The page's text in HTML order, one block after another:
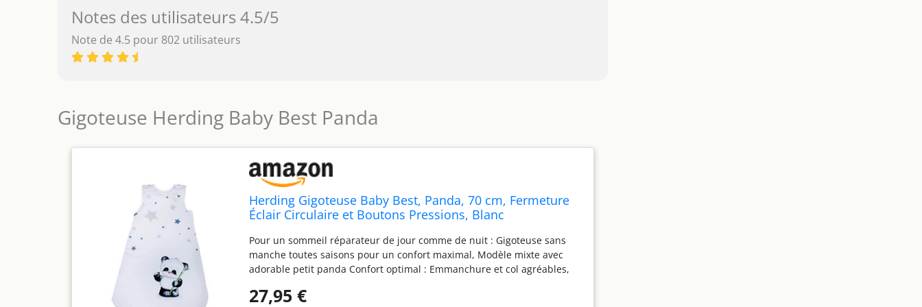
Notes des utilisateurs 4.5/5
Note de 4.5 pour 802 utilisateurs
Gigoteuse Herding Baby Best Panda
Herding Gigoteuse Baby Best, Panda, 70 cm, Fermeture
Éclair Circulaire et Boutons Pressions, Blanc
Pour un sommeil réparateur de jour comme de nuit : Gigoteuse sans
manche toutes saisons pour un confort maximal, Modèle mixte avec
adorable petit panda Confort optimal : Emmanchure et col agréables,
de pression grâce à la zone dorsale dépourvue de couture, Valeur TOG :
27,95 €